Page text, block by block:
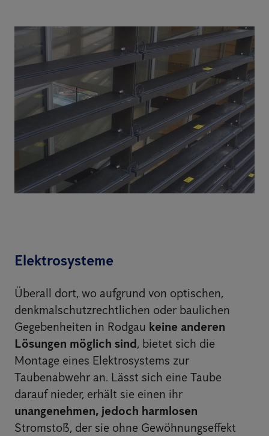
Elektrosysteme
Überall dort, wo aufgrund von optischen,
denkmalschutzrechtlichen oder baulichen
Gegebenheiten in Rodgau keine anderen
Lösungen möglich sind, bietet sich die
Montage eines Elektrosystems zur
Taubenabwehr an. Lässt sich eine Taube
darauf nieder, erhält sie einen ihr
unangenehmen, jedoch harmlosen
Stromstoß, der sie ohne Gewöhnungseffekt